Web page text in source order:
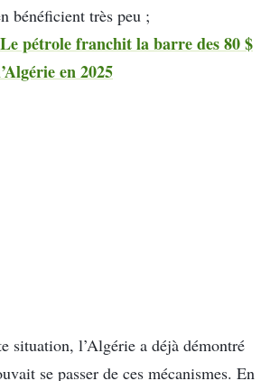
bénéficient très peu ;
Le pétrole franchit la barre des 80 $
en 2025
situation, l’Algérie a déjà démontré
se passer de ces mécanismes. En